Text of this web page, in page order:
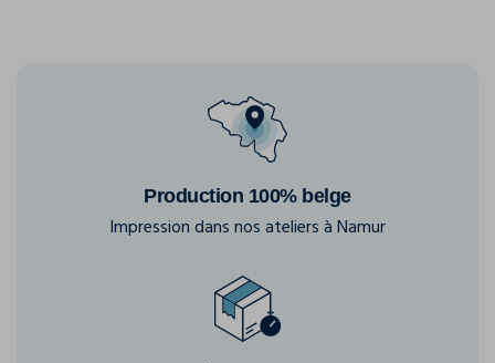
Production 100% belge
Impression dans nos ateliers à Namur